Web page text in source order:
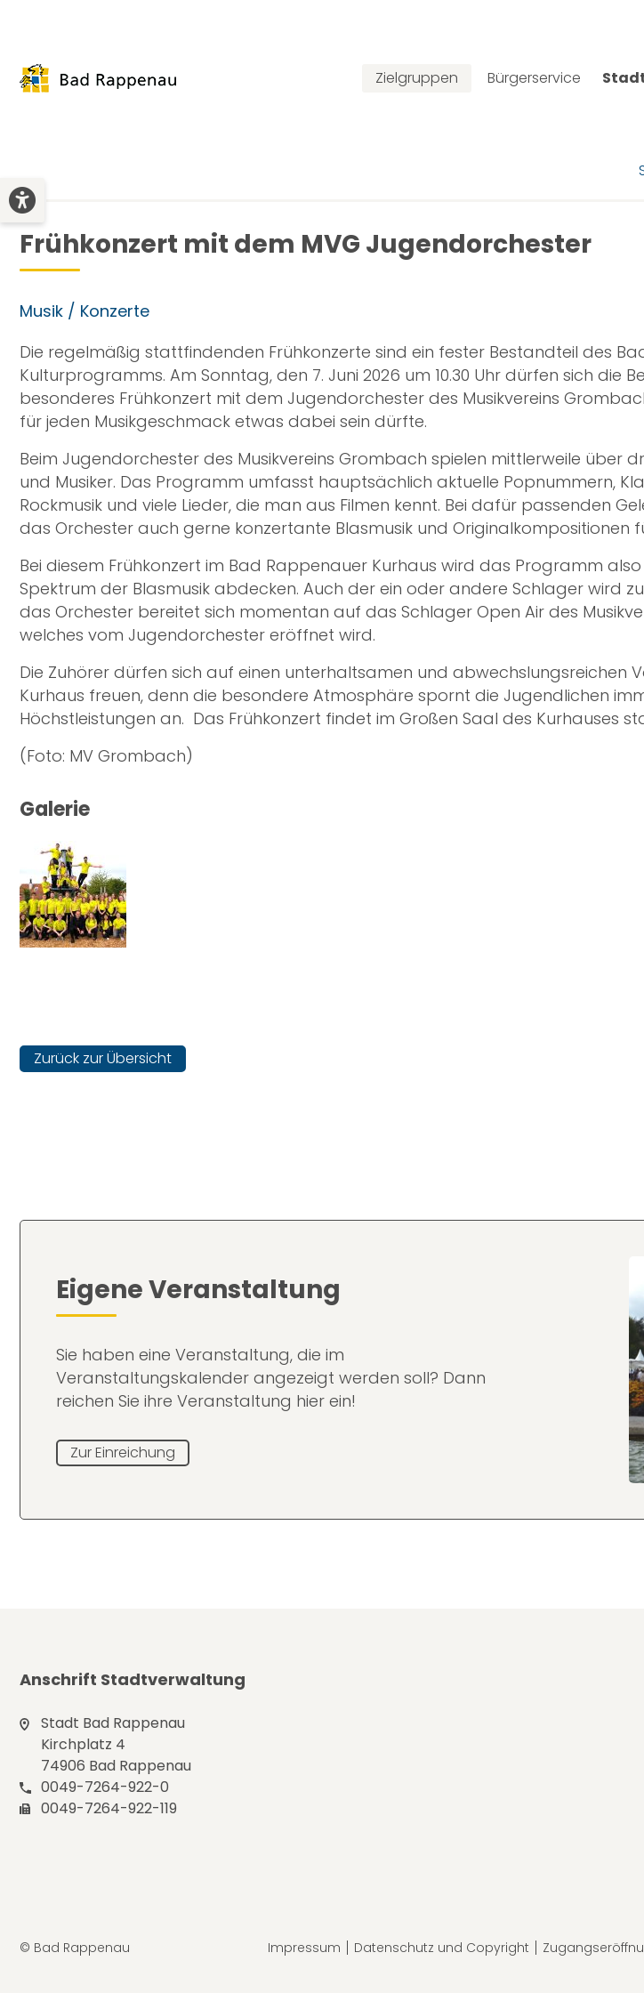
Zielgruppen Bürgerservice
Frühkonzert mit dem MVG Jugendorchester
Musik / Konzerte
Die regelmäßig stattfindenden Frühkonzerte sind ein fester Bestandteil des
Kulturprogramms. Am Sonntag, den 7. Juni 2026 um 10.30 Uhr dürfen sich die
besonderes Frühkonzert mit dem Jugendorchester des Musikvereins
für jeden Musikgeschmack etwas dabei sein dürfte.
Beim Jugendorchester des Musikvereins Grombach spielen mittlerweile über
und Musiker. Das Programm umfasst hauptsächlich aktuelle Popnummern,
Rockmusik und viele Lieder, die man aus Filmen kennt. Bei dafür passenden
das Orchester auch gerne konzertante Blasmusik und Originalkompositionen
Bei diesem Frühkonzert im Bad Rappenauer Kurhaus wird das Programm
Spektrum der Blasmusik abdecken. Auch der ein oder andere Schlager wird
das Orchester bereitet sich momentan auf das Schlager Open Air des
welches vom Jugendorchester eröffnet wird.
Die Zuhörer dürfen sich auf einen unterhaltsamen und abwechslungsreichen
Kurhaus freuen, denn die besondere Atmosphäre spornt die Jugendlichen
Höchstleistungen an. Das Frühkonzert findet im Großen Saal des Kurhauses
(Foto: MV Grombach)
Galerie
Zurück zur Übersicht
Eigene Veranstaltung
Sie haben eine Veranstaltung, die im
Veranstaltungskalender angezeigt werden soll? Dann
reichen Sie ihre Veranstaltung hier ein!
Zur Einreichung
Anschrift Stadtverwaltung
Stadt Bad Rappenau
Kirchplatz 4
74906 Bad Rappenau
0049-7264-922-0
0049-7264-922-119
© Bad Rappenau Impressum Datenschutz und Copyright